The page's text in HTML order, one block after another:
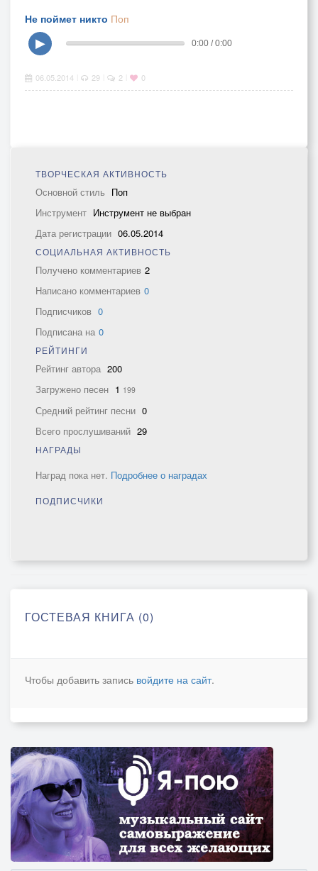
Не поймет никто Поп
▶
0:00 / 0:00
06.05.2014 29 2 0
ТВОРЧЕСКАЯ АКТИВНОСТЬ
Основной стиль Поп
Инструмент Инструмент не выбран
Дата регистрации 06.05.2014
СОЦИАЛЬНАЯ АКТИВНОСТЬ
Получено комментариев 2
Написано комментариев 0
Подписчиков 0
Подписана на 0
РЕЙТИНГИ
Рейтинг автора 200
Загружено песен 1 199
Средний рейтинг песни 0
Всего прослушиваний 29
НАГРАДЫ
Наград пока нет. Подробнее о наградах
ПОДПИСЧИКИ
ГОСТЕВАЯ КНИГА (0)
Чтобы добавить запись войдите на сайт.